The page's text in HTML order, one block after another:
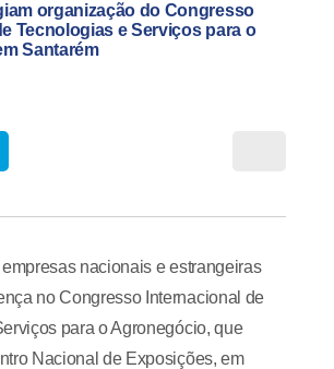
organização do Congresso
Tecnologias e Serviços para o
Santarém
nacionais e estrangeiras
no Congresso Internacional de
para o Agronegócio, que
Nacional de Exposições, em